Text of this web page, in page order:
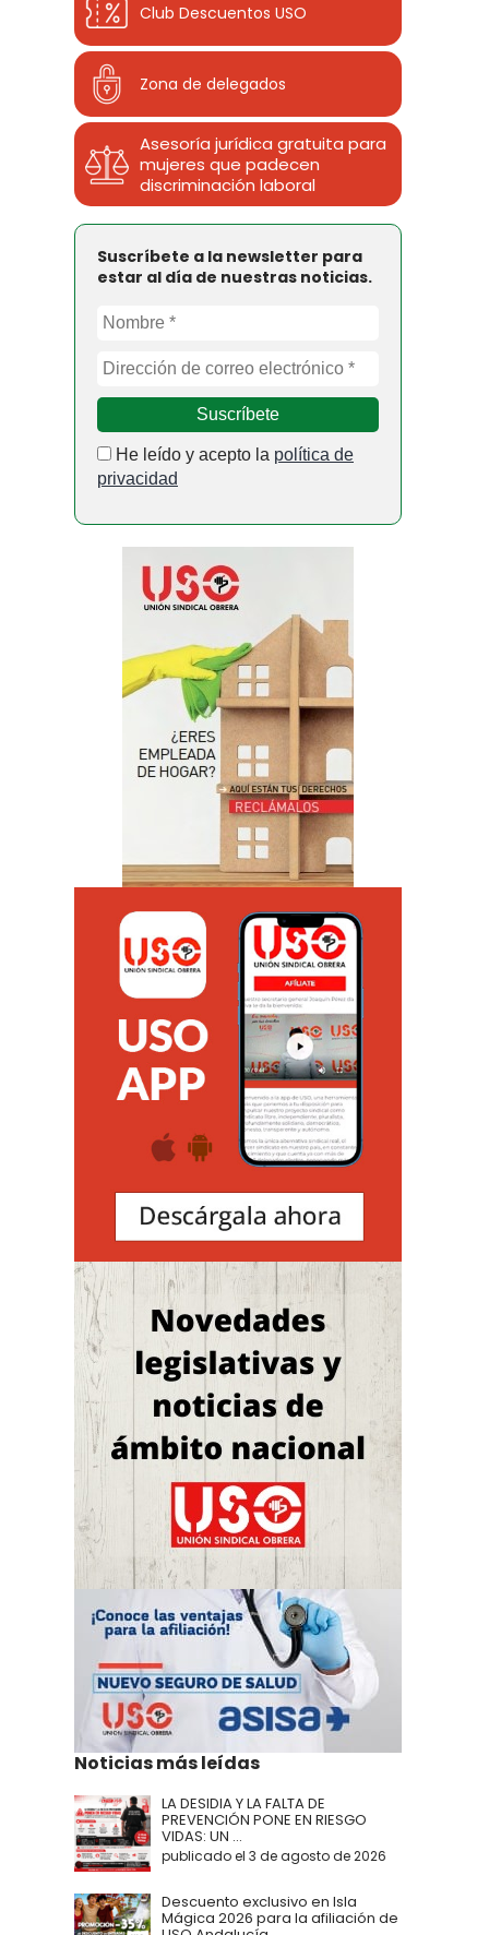
Club Descuentos USO
Zona de delegados
Asesoría jurídica gratuita para
mujeres que padecen
discriminación laboral
Suscríbete a la newsletter para
estar al día de nuestras noticias.
He leído y acepto la política de
privacidad
Noticias más leídas
LA DESIDIA Y LA FALTA DE
PREVENCIÓN PONE EN RIESGO
VIDAS: UN ...
publicado el 3 de agosto de 2026
Descuento exclusivo en Isla
Mágica 2026 para la afiliación de